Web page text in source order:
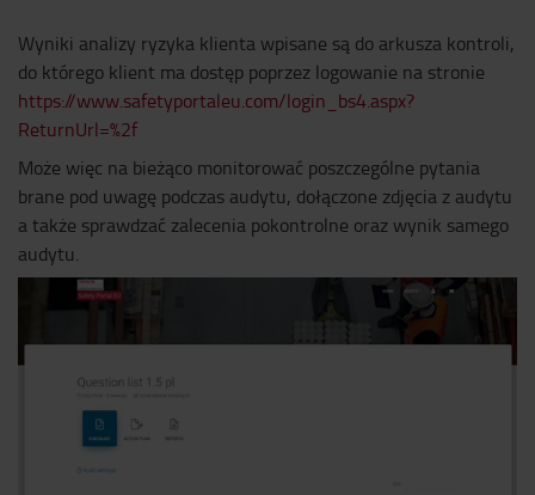
Wyniki analizy ryzyka klienta wpisane są do arkusza kontroli,
do którego klient ma dostęp poprzez logowanie na stronie
https://www.safetyportaleu.com/login_bs4.aspx?
ReturnUrl=%2f
Może więc na bieżąco monitorować poszczególne pytania
brane pod uwagę podczas audytu, dołączone zdjęcia z audytu
a także sprawdzać zalecenia pokontrolne oraz wynik samego
audytu.